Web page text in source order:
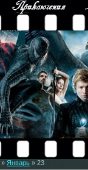
» Январь » 23